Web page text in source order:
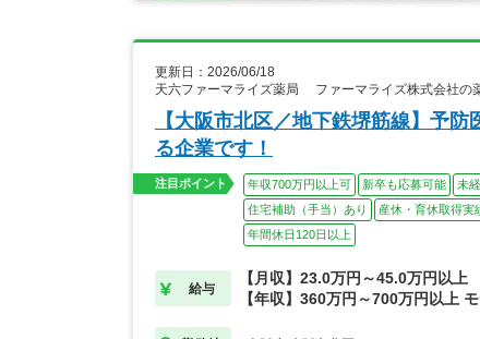
更新日：2026/06/18
天六ファーマライズ薬局 ファーマライズ株式会社の
【大阪市北区／地下鉄堺筋線】予
る企業です！
注目ポイント 年収700万円以上可 新卒も応募可能 未
住宅補助（手当）あり
産休・育休取得実
年間休日120日以上
給与
【月収】23.0万円～45.0万円以上
【年収】360万円～700万円以上